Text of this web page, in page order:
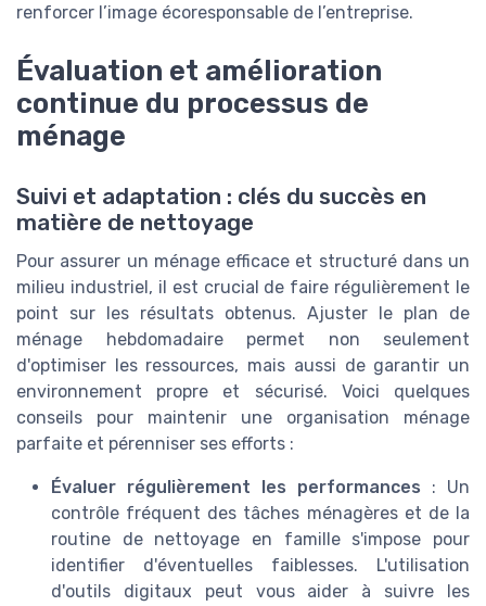
renforcer l’image écoresponsable de l’entreprise.
Évaluation et amélioration
continue du processus de
ménage
Suivi et adaptation : clés du succès en
matière de nettoyage
Pour assurer un ménage efficace et structuré dans un
milieu industriel, il est crucial de faire régulièrement le
point sur les résultats obtenus. Ajuster le plan de
ménage hebdomadaire permet non seulement
d'optimiser les ressources, mais aussi de garantir un
environnement propre et sécurisé. Voici quelques
conseils pour maintenir une organisation ménage
parfaite et pérenniser ses efforts :
Évaluer régulièrement les performances : Un
contrôle fréquent des tâches ménagères et de la
routine de nettoyage en famille s'impose pour
identifier d'éventuelles faiblesses. L'utilisation
d'outils digitaux peut vous aider à suivre les